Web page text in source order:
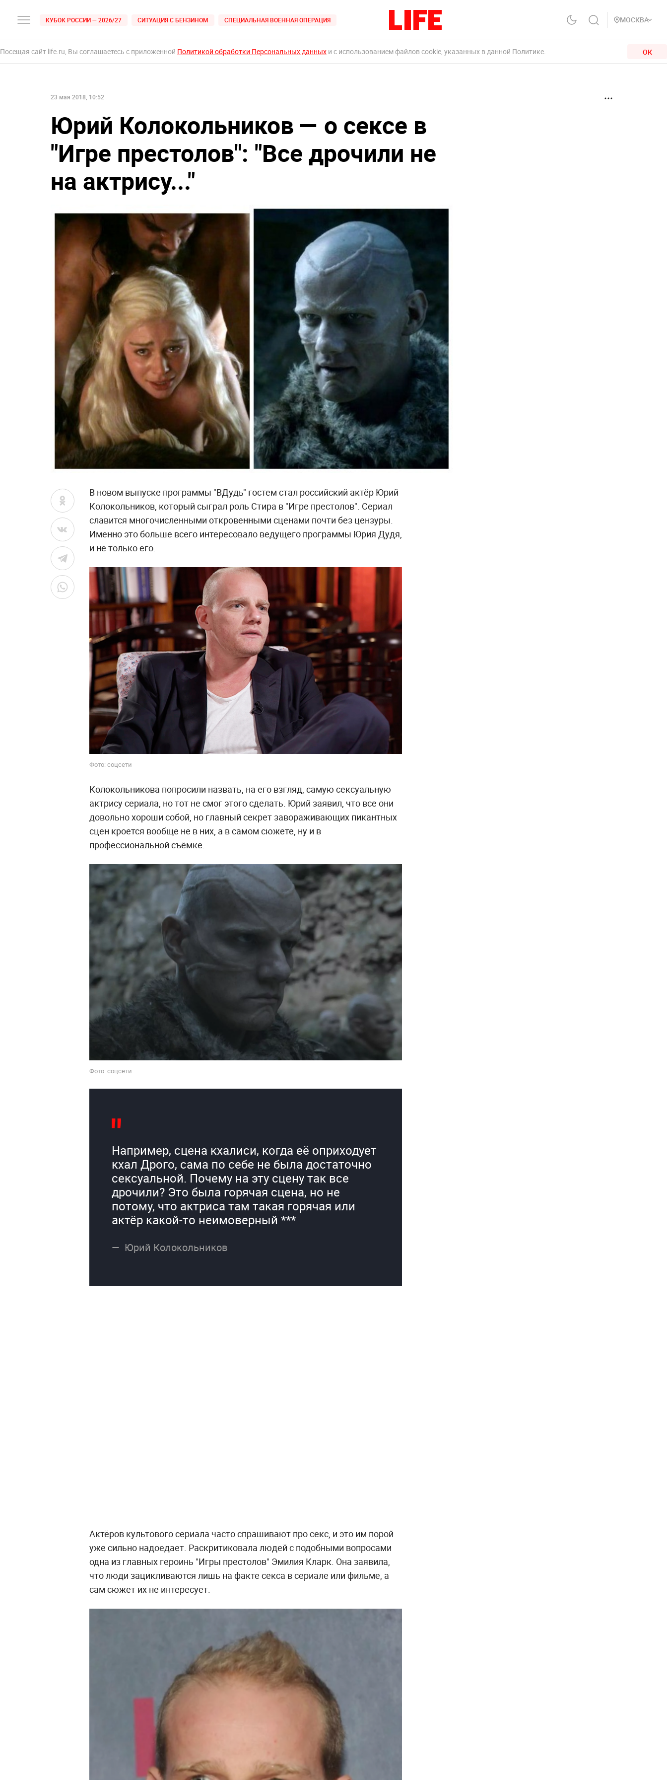
КУБОК РОССИИ — 2026/27 СИТУАЦИЯ С БЕНЗИНОМ СПЕЦИАЛЬНАЯ ВОЕННАЯ ОПЕРАЦИЯ МОСКВА
Посещая сайт life.ru, Вы соглашаетесь с приложенной Политикой обработки Персональных данных и с использованием файлов cookie, указанных в данной Политике. ОК
23 мая 2018, 10:52
Юрий Колокольников — о сексе в
"Игре престолов": "Все дрочили не
на актрису..."
В новом выпуске программы "ВДудь" гостем стал российский актёр Юрий
Колокольников, который сыграл роль Стира в "Игре престолов". Сериал
славится многочисленными откровенными сценами почти без цензуры.
Именно это больше всего интересовало ведущего программы Юрия Дудя,
и не только его.
Фото: соцсети
Колокольникова попросили назвать, на его взгляд, самую сексуальную
актрису сериала, но тот не смог этого сделать. Юрий заявил, что все они
довольно хороши собой, но главный секрет завораживающих пикантных
сцен кроется вообще не в них, а в самом сюжете, ну и в
профессиональной съёмке.
Фото: соцсети
Например, сцена кхалиси, когда её оприходует
кхал Дрого, сама по себе не была достаточно
сексуальной. Почему на эту сцену так все
дрочили? Это была горячая сцена, но не
потому, что актриса там такая горячая или
актёр какой-то неимоверный ***
Юрий Колокольников
Актёров культового сериала часто спрашивают про секс, и это им порой
уже сильно надоедает. Раскритиковала людей с подобными вопросами
одна из главных героинь "Игры престолов" Эмилия Кларк. Она заявила,
что люди зацикливаются лишь на факте секса в сериале или фильме, а
сам сюжет их не интересует.